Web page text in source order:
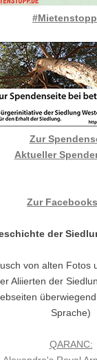
Zur
Aktueller
Zur
der
von alten Fotos
Aliierten der
Sprache)
QARANC: